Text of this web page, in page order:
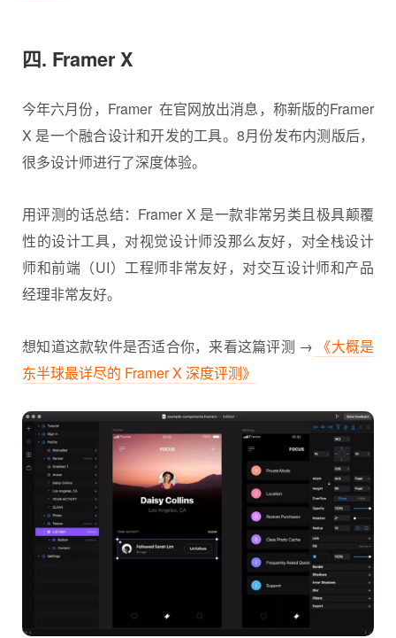
四. Framer X
今年六月份，Framer 在官网放出消息，称新版的Framer
X 是一个融合设计和开发的工具。8月份发布内测版后，
很多设计师进行了深度体验。
用评测的话总结：Framer X 是一款非常另类且极具颠覆
性的设计工具，对视觉设计师没那么友好，对全栈设计
师和前端（UI）工程师非常友好，对交互设计师和产品
经理非常友好。
想知道这款软件是否适合你，来看这篇评测 → 《大概是
东半球最详尽的 Framer X 深度评测》